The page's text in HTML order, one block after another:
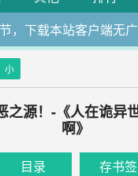
，下载本站客户端无
小
之源！-《人在诡异
啊》
目录 存书签